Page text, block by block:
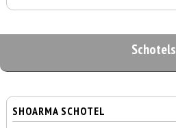
Schotels
SHOARMA SCHOTEL